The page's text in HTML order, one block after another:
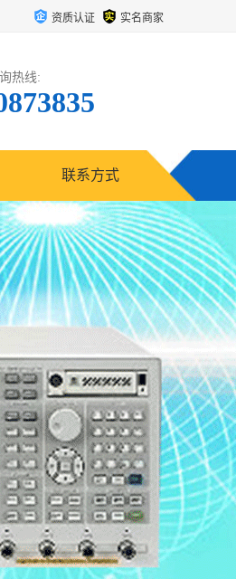
资质认证 实名商家
热线:
联系方式